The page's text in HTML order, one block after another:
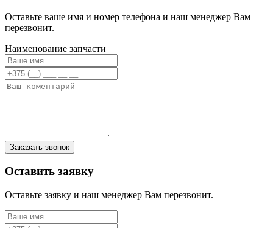
Оставьте ваше имя и номер телефона и наш менеджер Вам
перезвонит.
Наименование запчасти
Заказать звонок
Оставить заявку
Оставьте заявку и наш менеджер Вам перезвонит.